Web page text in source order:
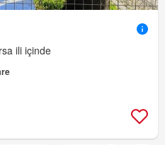
ili içinde